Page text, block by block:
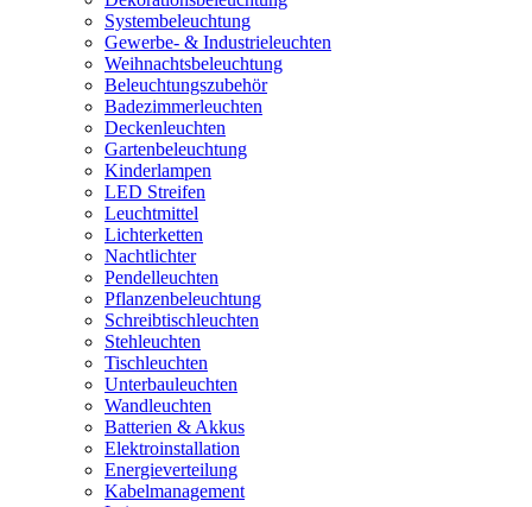
Systembeleuchtung
Gewerbe- & Industrieleuchten
Weihnachtsbeleuchtung
Beleuchtungszubehör
Badezimmerleuchten
Deckenleuchten
Gartenbeleuchtung
Kinderlampen
LED Streifen
Leuchtmittel
Lichterketten
Nachtlichter
Pendelleuchten
Pflanzenbeleuchtung
Schreibtischleuchten
Stehleuchten
Tischleuchten
Unterbauleuchten
Wandleuchten
Batterien & Akkus
Elektroinstallation
Energieverteilung
Kabelmanagement